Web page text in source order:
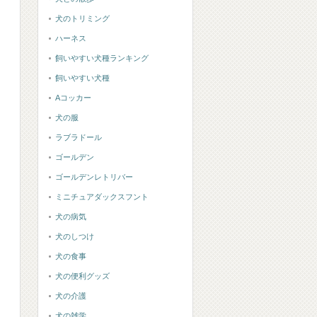
犬のトリミング
ハーネス
飼いやすい犬種ランキング
飼いやすい犬種
Aコッカー
犬の服
ラブラドール
ゴールデン
ゴールデンレトリバー
ミニチュアダックスフント
犬の病気
犬のしつけ
犬の食事
犬の便利グッズ
犬の介護
犬の雑学